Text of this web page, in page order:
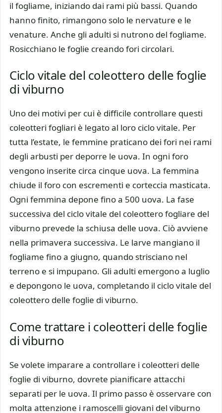
il fogliame, iniziando dai rami più bassi. Quando
hanno finito, rimangono solo le nervature e le
venature. Anche gli adulti si nutrono del fogliame.
Rosicchiano le foglie creando fori circolari.
Ciclo vitale del coleottero delle foglie
di viburno
Uno dei motivi per cui è difficile controllare questi
coleotteri fogliari è legato al loro ciclo vitale. Per
tutta l’estate, le femmine praticano dei fori nei rami
degli arbusti per deporre le uova. In ogni foro
vengono inserite circa cinque uova. La femmina
chiude il foro con escrementi e corteccia masticata.
Ogni femmina depone fino a 500 uova. La fase
successiva del ciclo vitale del coleottero fogliare del
viburno prevede la schiusa delle uova. Ciò avviene
nella primavera successiva. Le larve mangiano il
fogliame fino a giugno, quando strisciano nel
terreno e si impupano. Gli adulti emergono a luglio
e depongono le uova, completando il ciclo vitale del
coleottero delle foglie di viburno.
Come trattare i coleotteri delle foglie
di viburno
Se volete imparare a controllare i coleotteri delle
foglie di viburno, dovrete pianificare attacchi
separati per le uova. Il primo passo è osservare con
molta attenzione i ramoscelli giovani del viburno